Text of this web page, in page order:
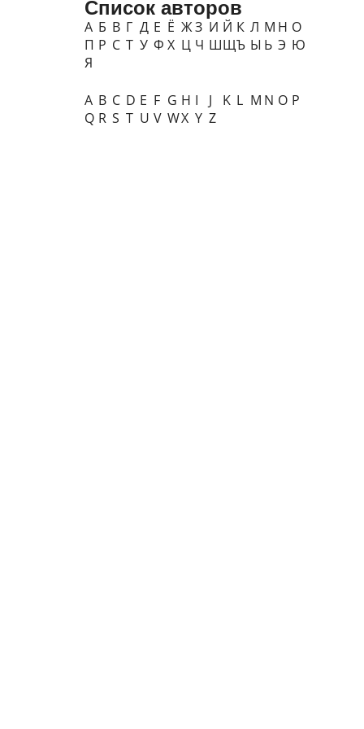
Список авторов
А Б В Г Д Е Ё ЖЗ И Й К Л М Н О
П Р С Т У Ф Х Ц Ч ШЩЪ Ы Ь Э Ю
Я
A B C D E F G H I J K L M N O P
Q R S T U V WX Y Z